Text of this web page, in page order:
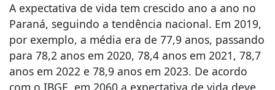
A expectativa de vida tem crescido ano a ano no
Paraná, seguindo a tendência nacional. Em 2019,
por exemplo, a média era de 77,9 anos, passando
para 78,2 anos em 2020, 78,4 anos em 2021, 78,7
anos em 2022 e 78,9 anos em 2023. De acordo